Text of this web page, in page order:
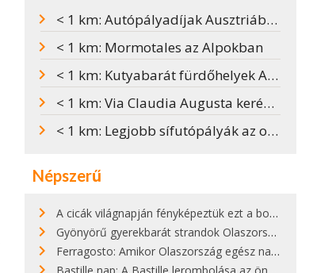
< 1 km: Autópályadíjak Ausztriában
< 1 km: Mormotales az Alpokban
< 1 km: Kutyabarát fürdőhelyek Ausztriában
< 1 km: Via Claudia Augusta kerékpárút
< 1 km: Legjobb sífutópályák az osztrák Alpokban
Népszerű
A cicák világnapján fényképeztük ezt a bokor alatt hűsölő cicát Kisorosziban
Gyönyörű gyerekbarát strandok Olaszországban - megmutatjuk a 15 legjobbat
Ferragosto: Amikor Olaszország egész nap nyaral